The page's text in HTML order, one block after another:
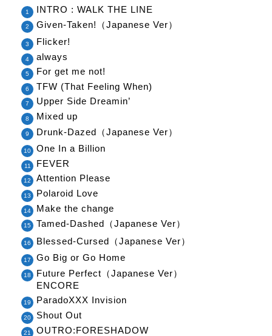
INTRO : WALK THE LINE
Given-Taken!（Japanese Ver）
Flicker!
always
For get me not!
TFW (That Feeling When)
Upper Side Dreamin’
Mixed up
Drunk-Dazed（Japanese Ver）
One In a Billion
FEVER
Attention Please
Polaroid Love
Make the change
Tamed-Dashed（Japanese Ver）
Blessed-Cursed（Japanese Ver）
Go Big or Go Home
Future Perfect（Japanese Ver）
ENCORE
ParadoXXX Invision
Shout Out
OUTRO:FORESHADOW